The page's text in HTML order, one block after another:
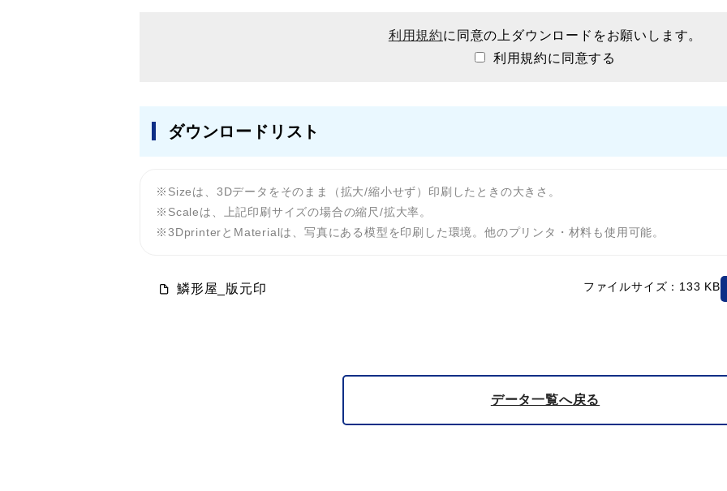
利用規約に同意の上ダウンロードをお願いします。
利用規約に同意する
ダウンロードリスト
Sizeは、3Dデータをそのまま（拡大/縮小せず）印刷したときの大きさ。
Scaleは、上記印刷サイズの場合の縮尺/拡大率。
3DprinterとMaterialは、写真にある模型を印刷した環境。他のプリンタ・材料も使用可能。
鱗形屋_版元印 ファイルサイズ：133 KB
データ一覧へ戻る